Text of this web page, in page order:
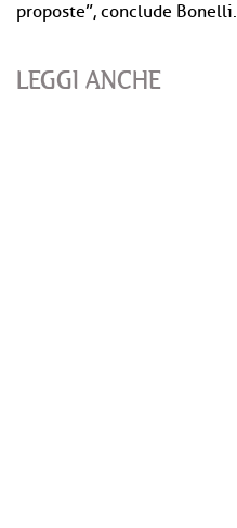
proposte”, conclude Bonelli.
LEGGI ANCHE